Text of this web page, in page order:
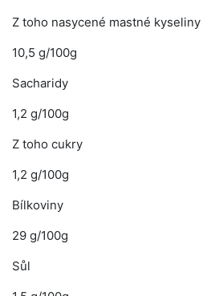
Z toho nasycené mastné kyseliny
10,5 g/100g
Sacharidy
1,2 g/100g
Z toho cukry
1,2 g/100g
Bílkoviny
29 g/100g
Sůl